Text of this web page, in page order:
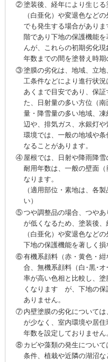
②塗装後、経年により生じ
（白亜化）や変退色など
でも発生する場合があり
階であり下地の保護機能
んが、これらの初期劣化
年数までの間を塗替え時期
③塗膜の劣化は、地域、立
工条件などにより進行状
あくまで目安であり、保
た、日射量の多い方位（
量・降雪量の多い地域、
辺や、排気ガス、水銀灯
環境では、一般の地域や
なることがあります。
④屋根では、日射や降雨降
耐用年数は、一般の壁面
なります。
（適用部位・素地は、各
い）
⑤つや調整品の場合、つや
が低くなるため、塗装後
（白亜化）や変退色など
下地の保護機能を著しく損
⑥有機系顔料（赤・黄色・
合、無機系顔料（白･黒･
率が高い色相と比較し、
くなります が、下地の保
ありません。
⑦内壁塗膜の劣化について
が少なく、室内環境や居
年数を設定しておりません
⑧カビや藻類の発生につい
条件、植栽や近隣の湖沼な